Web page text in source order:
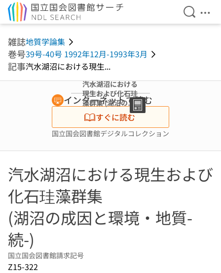
検索を
メ
雑誌地質学論集
巻号39号-40号 1992年12月-1993年3月
記事汽水湖沼における現生...
汽水湖沼における
現生および化石珪
藻群集 (湖沼の成
因と環境・地質-
続-)
インターネットで読む
すぐに読む
国立国会図書館デジタルコレクション
汽水湖沼における現生および
化石珪藻群集
(湖沼の成因と環境・地質-
続-)
国立国会図書館請求記号
Z15-322